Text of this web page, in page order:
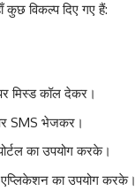
कुछ विकल्प दिए गए हैं:
मिस्ड कॉल देकर।
SMS भेजकर।
का उपयोग करके।
का उपयोग करके।